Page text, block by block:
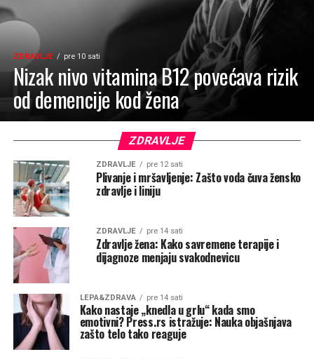
ZDRAVLJE pre 10 sati
Nizak nivo vitamina B12 povećava rizik
od demencije kod žena
ZDRAVLJE
ZDRAVLJE pre 12 sati
Plivanje i mršavljenje: Zašto voda čuva žensko
zdravlje i liniju
ZDRAVLJE pre 14 sati
Zdravlje žena: Kako savremene terapije i
dijagnoze menjaju svakodnevicu
LEPA&ZDRAVA pre 14 sati
Kako nastaje „knedla u grlu“ kada smo
emotivni? Press.rs istražuje: Nauka objašnjava
zašto telo tako reaguje